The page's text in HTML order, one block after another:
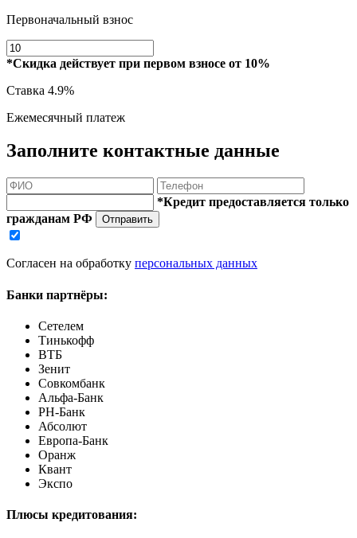
Первоначальный взнос
*Скидка действует при первом взносе от 10%
Ставка 4.9%
Ежемесячный платеж
Заполните контактные данные
*Кредит предоставляется только
гражданам РФ
Отправить
Согласен на обработку персональных данных
Банки партнёры:
Сетелем
Тинькофф
ВТБ
Зенит
Совкомбанк
Альфа-Банк
РН-Банк
Абсолют
Европа-Банк
Оранж
Квант
Экспо
Плюсы кредитования: